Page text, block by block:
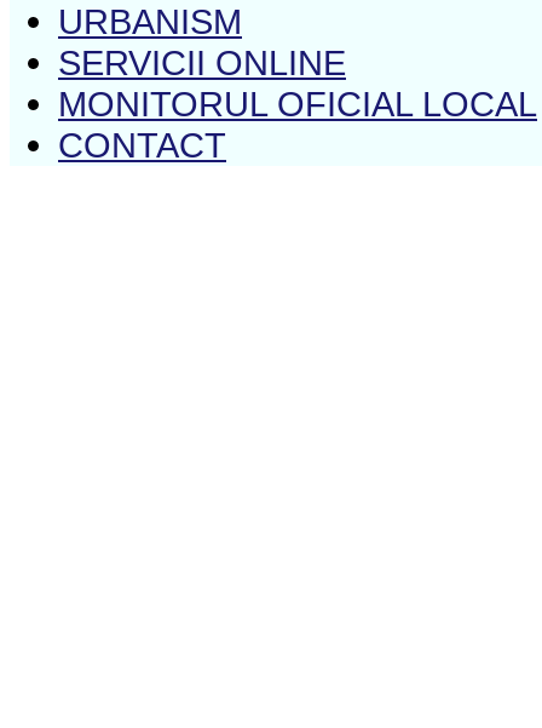
URBANISM
SERVICII ONLINE
MONITORUL OFICIAL LOCAL
CONTACT